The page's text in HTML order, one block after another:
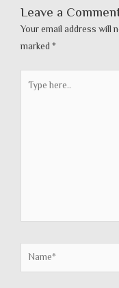
Leave a
Your email address will
marked*
here..
Name*